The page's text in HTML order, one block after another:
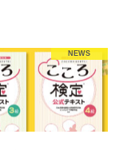
NEWS